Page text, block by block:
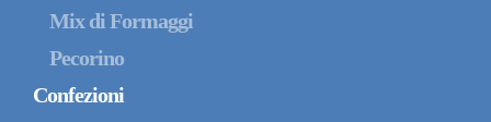
Mix di Formaggi
Pecorino
Confezioni